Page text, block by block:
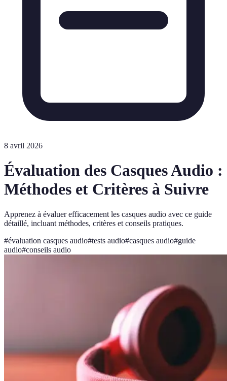
8 avril 2026
Évaluation des Casques Audio :
Méthodes et Critères à Suivre
Apprenez à évaluer efficacement les casques audio avec ce guide
détaillé, incluant méthodes, critères et conseils pratiques.
#évaluation casques audio#tests audio#casques audio#guide
audio#conseils audio